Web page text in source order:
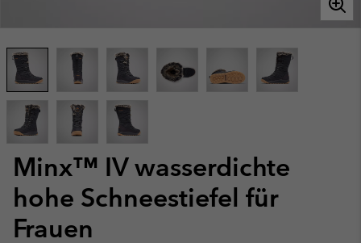
Minx™ IV wasserdichte
hohe Schneestiefel für
Frauen